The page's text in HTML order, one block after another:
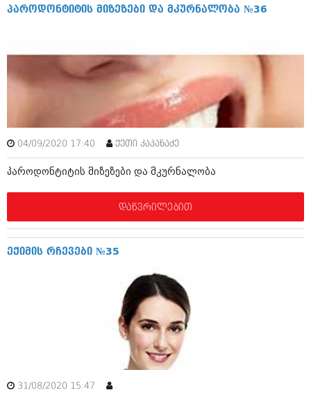
სექტემბერი 2014 (394)
მაისი 2014 (313)
აპრილი 2014 (290)
თებერვალი 2014 (318)
იანვარი 2014 (297)
დეკემბერი 2013 (365)
ნოემბერი 2013 (279)
ოქტომბერი 2013 (256)
სექტემბერი 2013 (368)
მაისი 2013 (259)
მარტი 2013 (352)
იანვარი 2013 (334)
დეკემბერი 2012 (98)
ნოემბერი 2012 (295)
ოქტომბერი 2012 (350)
სექტემბერი 2012 (264)
აგვისტო 2012 (268)
ივლისი 2012 (322)
ივნისი 2012 (282)
პაროდონტიტის მიზეზები და მკურნალობა №36
04/09/2020 17:40 ქეთი კაპანაძე
პაროდონტიტის მიზეზები და მკურნალობა
დაწვრილებით
ექიმის რჩევები №35
31/08/2020 15:47 .